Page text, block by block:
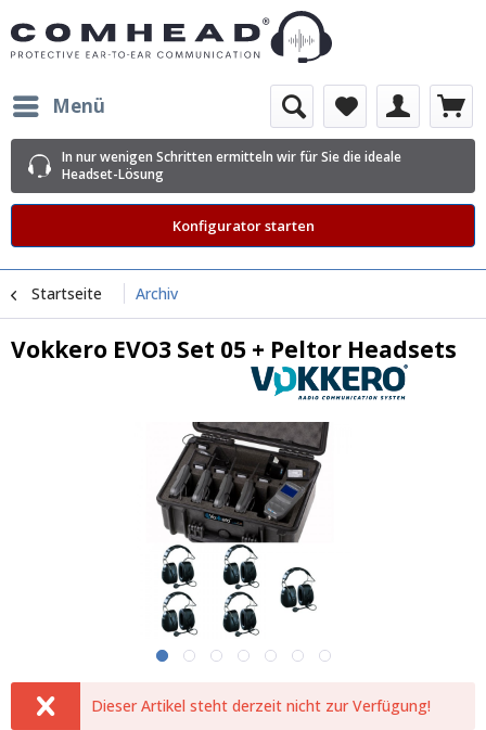
Menü
In nur wenigen Schritten ermitteln wir für Sie die ideale
Headset-Lösung
Konfigurator starten
Startseite Archiv
Vokkero EVO3 Set 05 + Peltor Headsets
Dieser Artikel steht derzeit nicht zur Verfügung!